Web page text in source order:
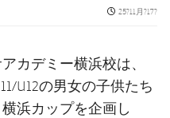
Published
25?11月?17?
カデミー横浜校は、
U12の男女の子供たち
浜カップを企画し